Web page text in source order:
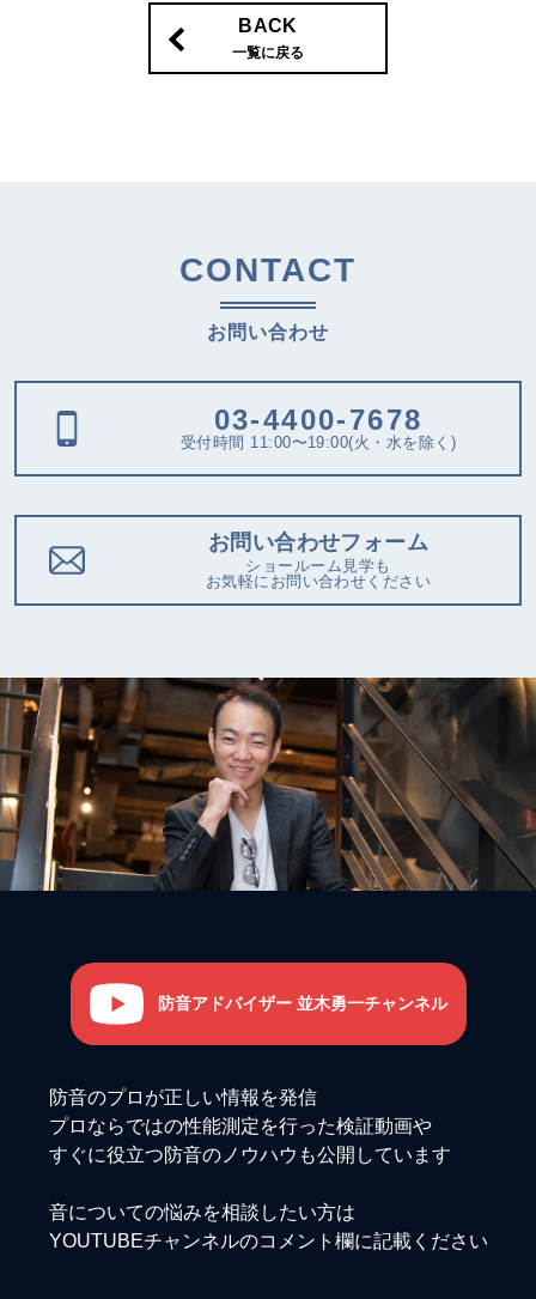
BACK
一覧に戻る
CONTACT
お問い合わせ
03-4400-7678
受付時間 11:00〜19:00(火・水を除く)
お問い合わせフォーム
ショールーム見学も
お気軽にお問い合わせください
防音アドバイザー 並木勇一チャンネル
防音のプロが正しい情報を発信
プロならではの性能測定を行った検証動画や
すぐに役立つ防音のノウハウも公開しています
音についての悩みを相談したい方は
YOUTUBEチャンネルのコメント欄に記載ください